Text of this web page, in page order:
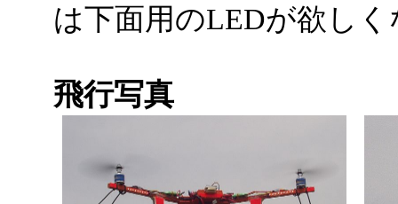
は下面用のLEDが欲し
飛行写真